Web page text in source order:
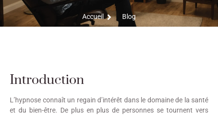
Accueil Blog
Introduction
L’hypnose connaît un regain d’intérêt dans le domaine de la santé
et du bien-être. De plus en plus de personnes se tournent vers